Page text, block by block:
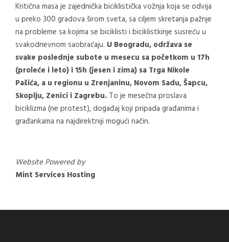
Kritična masa je zajednička biciklistička vožnja koja se odvija
u preko 300 gradova širom sveta, sa ciljem skretanja pažnje
na probleme sa kojima se biciklisti i biciklistkinje susreću u
svakodnevnom saobraćaju. U Beogradu, održava se
svake poslednje subote u mesecu sa početkom u 17h
(proleće i leto) i 15h (jesen i zima) sa Trga Nikole
Pašića, a u regionu u Zrenjaninu, Novom Sadu, Šapcu,
Skoplju, Zenici i Zagrebu. To je mesečna proslava
biciklizma (ne protest), događaj koji pripada građanima i
građankama na najdirektniji mogući način.
Website Powered by
Mint Services Hosting